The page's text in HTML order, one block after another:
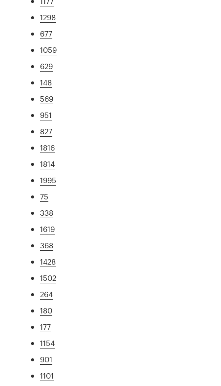
1298
677
1059
629
148
569
951
827
1816
1814
1995
75
338
1619
368
1428
1502
264
180
177
1154
901
1101